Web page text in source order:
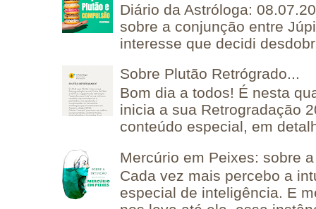
Diário da Astróloga:
sobre a conjunção entre
interesse que decidi
Sobre Plutão Retrógrado...
Bom dia a todos! É nesta
inicia a sua Retrogradação
conteúdo especial, em
Mercúrio em Peixes: sobre
Cada vez mais percebo a
especial de inteligência. E